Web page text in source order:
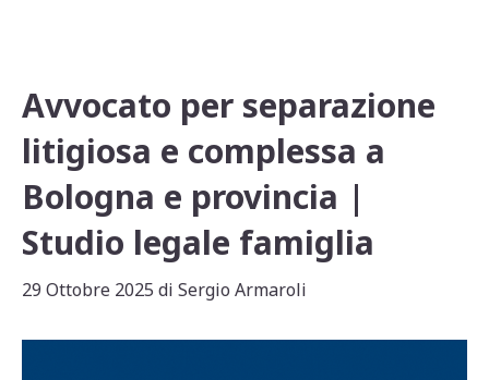
Avvocato per separazione
litigiosa e complessa a
Bologna e provincia |
Studio legale famiglia
29 Ottobre 2025 di Sergio Armaroli